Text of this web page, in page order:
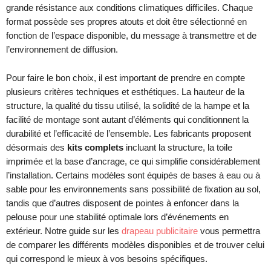
grande résistance aux conditions climatiques difficiles. Chaque
format possède ses propres atouts et doit être sélectionné en
fonction de l’espace disponible, du message à transmettre et de
l’environnement de diffusion.
Pour faire le bon choix, il est important de prendre en compte
plusieurs critères techniques et esthétiques. La hauteur de la
structure, la qualité du tissu utilisé, la solidité de la hampe et la
facilité de montage sont autant d’éléments qui conditionnent la
durabilité et l’efficacité de l’ensemble. Les fabricants proposent
désormais des kits complets incluant la structure, la toile
imprimée et la base d’ancrage, ce qui simplifie considérablement
l’installation. Certains modèles sont équipés de bases à eau ou à
sable pour les environnements sans possibilité de fixation au sol,
tandis que d’autres disposent de pointes à enfoncer dans la
pelouse pour une stabilité optimale lors d’événements en
extérieur. Notre guide sur les drapeau publicitaire vous permettra
de comparer les différents modèles disponibles et de trouver celui
qui correspond le mieux à vos besoins spécifiques.